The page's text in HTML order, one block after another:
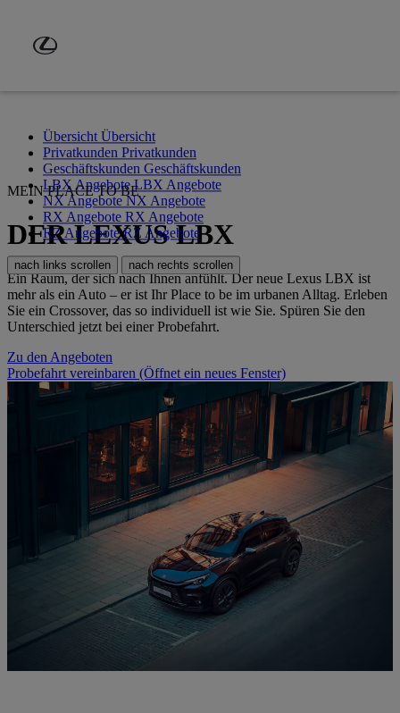
Übersicht Übersicht
Privatkunden Privatkunden
Geschäftskunden Geschäftskunden
LBX AngeboteLBX Angebote
NX AngeboteNX Angebote
RX Angebote RX Angebote
RZ AngeboteRZ Angebote
nach links scrollen nach rechts scrollen
MEIN PLACE TO BE
DER LEXUS LBX
Ein Raum, der sich nach Ihnen anfühlt. Der neue Lexus LBX ist
mehr als ein Auto – er ist Ihr Place to be im urbanen Alltag. Erleben
Sie ein Crossover, das so individuell ist wie Sie. Spüren Sie den
Unterschied jetzt bei einer Probefahrt.
Zu den Angeboten
Probefahrt vereinbaren (Öffnet ein neues Fenster)